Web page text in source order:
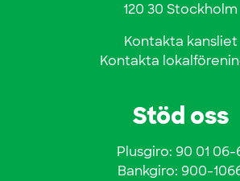
120 30 Stockholm
Kontakta kansliet
Kontakta
Stöd oss
Plusgiro: 90 01 06-
Bankgiro: 900-